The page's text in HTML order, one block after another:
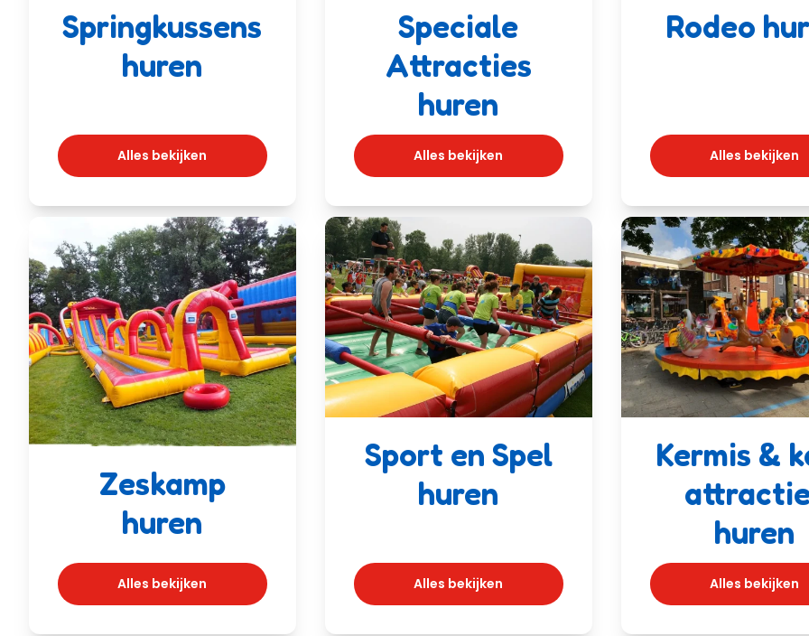
Springkussens
huren
Alles bekijken
Speciale
Attracties
huren
Alles bekijken
Rodeo
Alles bekijken
Zeskamp
huren
Alles bekijken
Sport en Spel
huren
Alles bekijken
Kermis &
huren
Alles bekijken